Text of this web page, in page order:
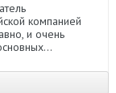
компанией
и очень